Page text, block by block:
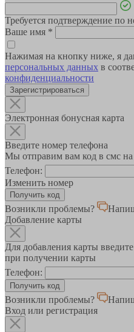
Требуется подтверждение по
Ваше имя *
Нажимая на кнопку ниже, я
персональных данных в
конфиденциальности
Зарегистрироваться
Электронная бонусная карта
Введите номер телефона
Мы отправим вам код в смс
Телефон:
Изменить номер
Возникли проблемы?
Добавление карты
Для добавления карты
при получении карты
Телефон:
Возникли проблемы?
Вход или регистрация